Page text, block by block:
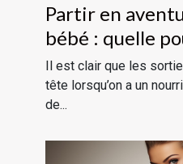
Partir en
bébé : quelle
choisir ?
Il est clair que les
tête lorsqu’on a un
de...